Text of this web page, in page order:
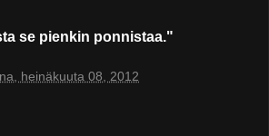
se pienkin ponnistaa."
heinäkuuta 08, 2012